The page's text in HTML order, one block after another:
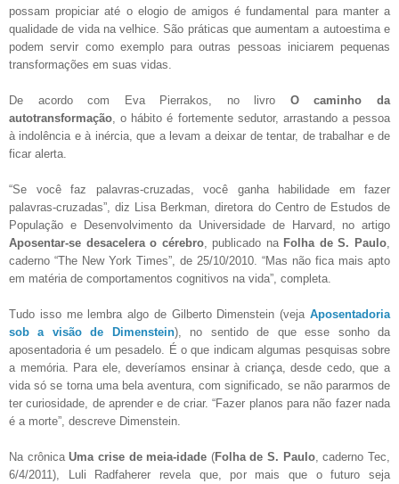
possam propiciar até o elogio de amigos é fundamental para manter a
qualidade de vida na velhice. São práticas que aumentam a autoestima e
podem servir como exemplo para outras pessoas iniciarem pequenas
transformações em suas vidas.
De acordo com Eva Pierrakos, no livro O caminho da
autotransformação , o hábito é fortemente sedutor, arrastando a pessoa
à indolência e à inércia, que a levam a deixar de tentar, de trabalhar e de
ficar alerta.
“Se você faz palavras-cruzadas, você ganha habilidade em fazer
palavras-cruzadas”, diz Lisa Berkman, diretora do Centro de Estudos de
População e Desenvolvimento da Universidade de Harvard, no artigo
Aposentar-se desacelera o cérebro, publicado na Folha de S. Paulo
caderno “The New York Times”, de 25/10/2010. “Mas não fica mais apto
em matéria de comportamentos cognitivos na vida”, completa.
Tudo isso me lembra algo de Gilberto Dimenstein (veja Aposentadoria
sob a visão de Dimenstein), no sentido de que esse sonho da
aposentadoria é um pesadelo. É o que indicam algumas pesquisas sobre
a memória. Para ele, deveríamos ensinar à criança, desde cedo, que a
vida só se torna uma bela aventura, com significado, se não pararmos de
ter curiosidade, de aprender e de criar. “Fazer planos para não fazer nada
é a morte”, descreve Dimenstein.
Na crônicaUma crise de meia-idade (Folha de S. Paulo, caderno Tec,
6/4/2011), Luli Radfaherer revela que, por mais que o futuro seja